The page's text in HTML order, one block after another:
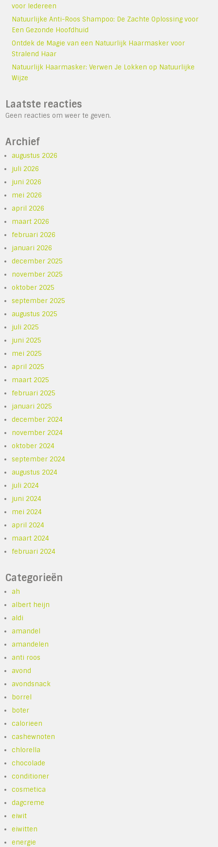
voor Iedereen
Natuurlijke Anti-Roos Shampoo: De Zachte Oplossing voor
Een Gezonde Hoofdhuid
Ontdek de Magie van een Natuurlijk Haarmasker voor
Stralend Haar
Natuurlijk Haarmasker: Verwen Je Lokken op Natuurlijke
Wijze
Laatste reacties
Geen reacties om weer te geven.
Archief
augustus 2026
juli 2026
juni 2026
mei 2026
april 2026
maart 2026
februari 2026
januari 2026
december 2025
november 2025
oktober 2025
september 2025
augustus 2025
juli 2025
juni 2025
mei 2025
april 2025
maart 2025
februari 2025
januari 2025
december 2024
november 2024
oktober 2024
september 2024
augustus 2024
juli 2024
juni 2024
mei 2024
april 2024
maart 2024
februari 2024
Categorieën
ah
albert heijn
aldi
amandel
amandelen
anti roos
avond
avondsnack
borrel
boter
calorieen
cashewnoten
chlorella
chocolade
conditioner
cosmetica
dagcreme
eiwit
eiwitten
energie